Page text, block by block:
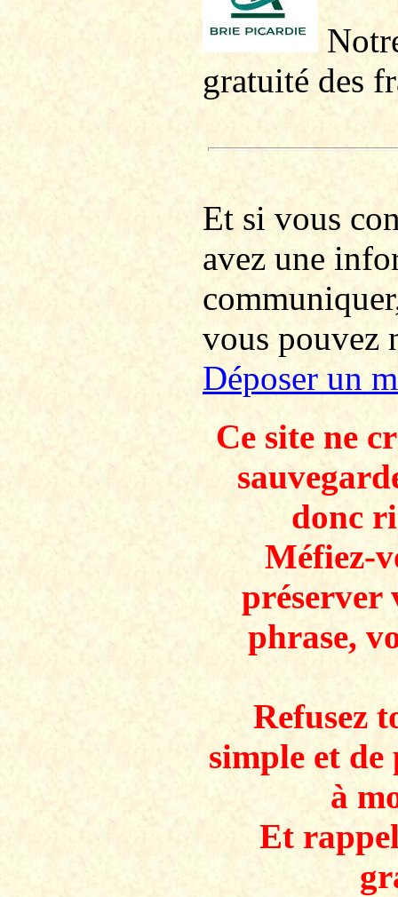
gratuité des
Et si vous
avez une
vous pouvez
Déposer un
Ce site ne
donc
Méfiez-
préserver
phrase,
Refusez
simple et
à
Et